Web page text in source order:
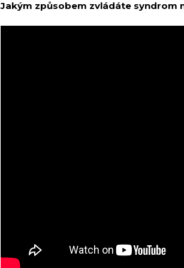
Jakým způsobem zvládáte syndrom